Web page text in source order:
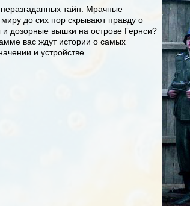
тайн. Мрачные
до сих пор скрывают правду о
дозорные вышки на острове Гернси?
вас ждут истории о самых
и устройстве.